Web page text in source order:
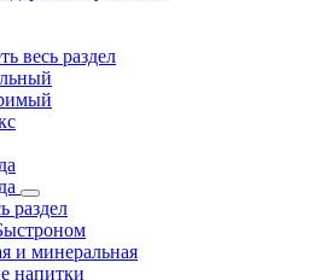
весь раздел
раздел
и минеральная
напитки